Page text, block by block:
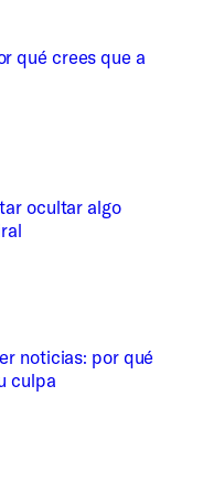
qué crees que a
ocultar algo
noticias: por qué
culpa